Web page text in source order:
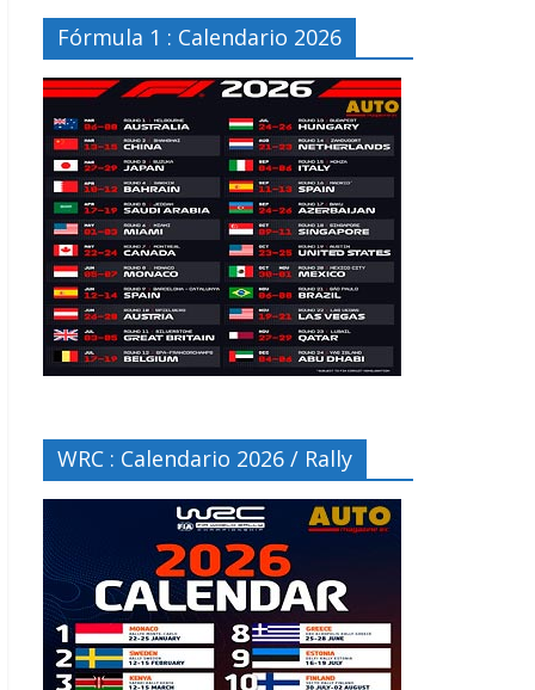
Fórmula 1 : Calendario 2026
WRC : Calendario 2026 / Rally